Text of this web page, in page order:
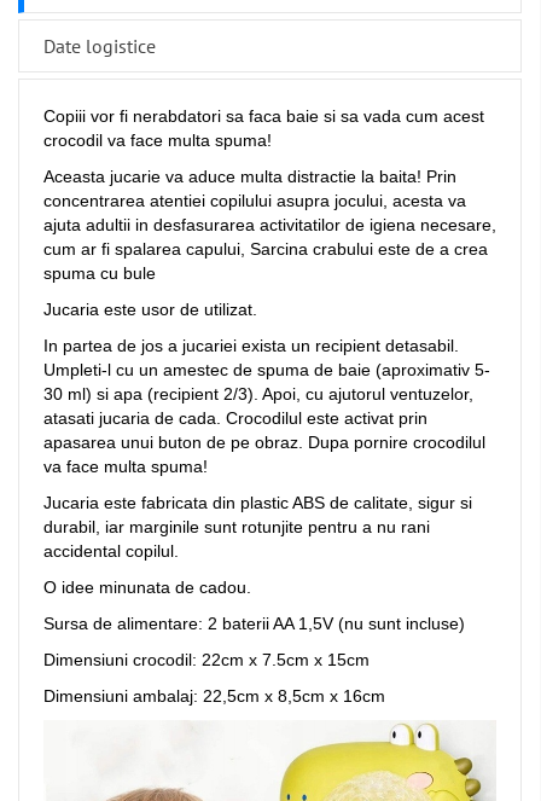
Date logistice
Copiii vor fi nerabdatori sa faca baie si sa vada cum acest
crocodil va face multa spuma!
Aceasta jucarie va aduce multa distractie la baita! Prin
concentrarea atentiei copilului asupra jocului, acesta va
ajuta adultii in desfasurarea activitatilor de igiena necesare,
cum ar fi spalarea capului, Sarcina crabului este de a crea
spuma cu bule
Jucaria este usor de utilizat.
In partea de jos a jucariei exista un recipient detasabil.
Umpleti-l cu un amestec de spuma de baie (aproximativ 5-
30 ml) si apa (recipient 2/3). Apoi, cu ajutorul ventuzelor,
atasati jucaria de cada. Crocodilul este activat prin
apasarea unui buton de pe obraz. Dupa pornire crocodilul
va face multa spuma!
Jucaria este fabricata din plastic ABS de calitate, sigur si
durabil, iar marginile sunt rotunjite pentru a nu rani
accidental copilul.
O idee minunata de cadou.
Sursa de alimentare: 2 baterii AA 1,5V (nu sunt incluse)
Dimensiuni crocodil: 22cm x 7.5cm x 15cm
Dimensiuni ambalaj: 22,5cm x 8,5cm x 16cm